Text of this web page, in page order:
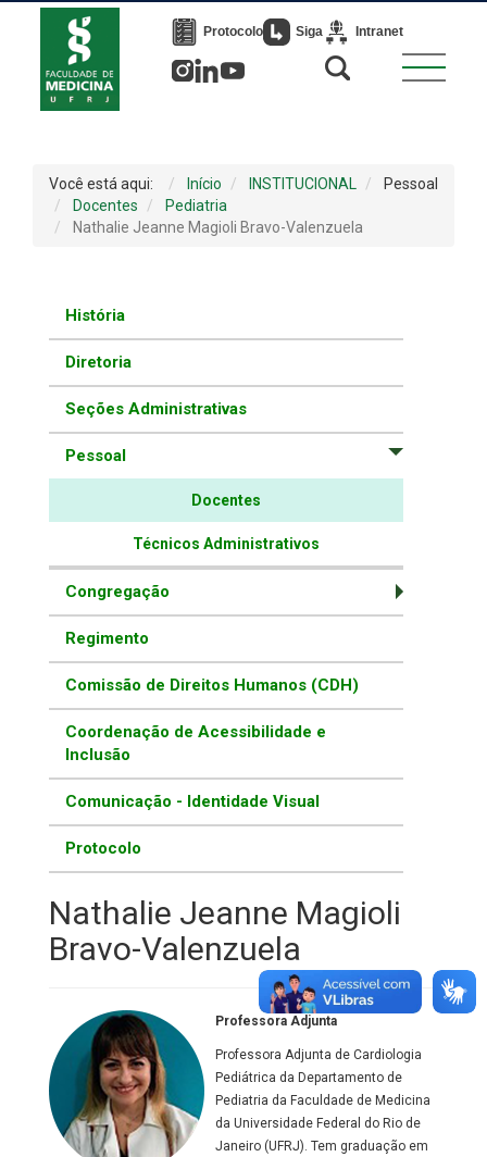
PARA
Protocolo Siga Intranet
Você está aqui: Início INSTITUCIONAL
Pessoal
Docentes
Pediatria
Nathalie Jeanne Magioli Bravo-Valenzuela
História
Diretoria
Seções Administrativas
Pessoal
Docentes
Técnicos Administrativos
Congregação
Regimento
Comissão de Direitos Humanos (CDH)
Coordenação de Acessibilidade e
Inclusão
Comunicação - Identidade Visual
Protocolo
Nathalie Jeanne Magioli
Bravo-Valenzuela
Professora Adjunta
Professora Adjunta de Cardiologia
Pediátrica da Departamento de
Pediatria da Faculdade de Medicina
da Universidade Federal do Rio de
Janeiro (UFRJ). Tem graduação em